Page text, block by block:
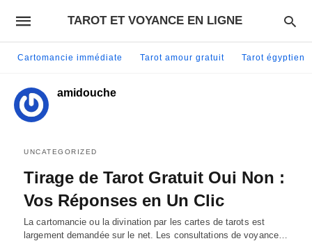
TAROT ET VOYANCE EN LIGNE
Cartomancie immédiate Tarot amour gratuit Tarot égyptien
amidouche
UNCATEGORIZED
Tirage de Tarot Gratuit Oui Non :
Vos Réponses en Un Clic
La cartomancie ou la divination par les cartes de tarots est
largement demandée sur le net. Les consultations de voyance…